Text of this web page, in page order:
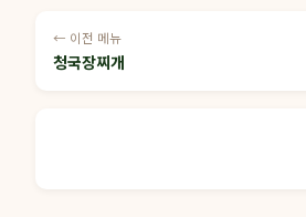
← 이전 메뉴
청국장찌개